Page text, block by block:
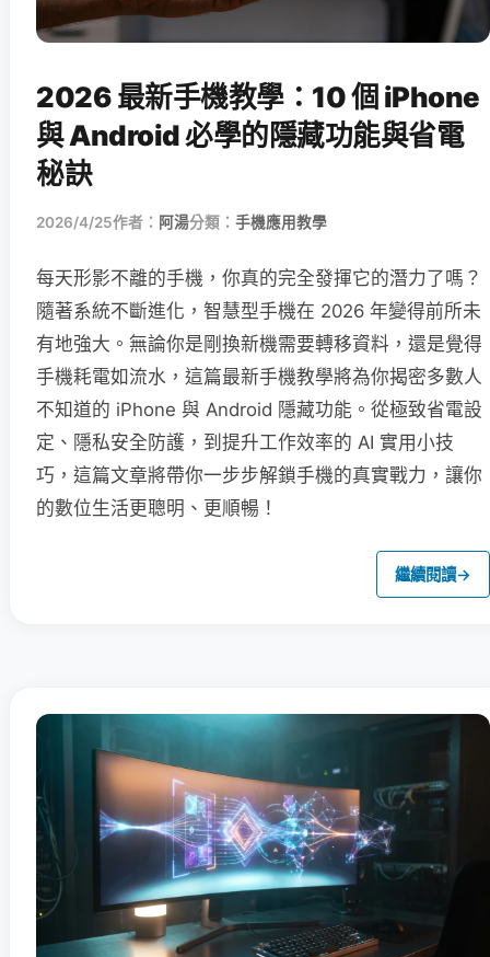
2026 最新手機教學：10 個 iPhone
與 Android 必學的隱藏功能與省電
秘訣
2026/4/25作者： 阿湯分類： 手機應用教學
每天形影不離的手機，你真的完全發揮它的潛力了嗎？
隨著系統不斷進化，智慧型手機在 2026 年變得前所未
有地強大。無論你是剛換新機需要轉移資料，還是覺得
手機耗電如流水，這篇最新手機教學將為你揭密多數人
不知道的 iPhone 與 Android 隱藏功能。從極致省電設
定、隱私安全防護，到提升工作效率的 AI 實用小技
巧，這篇文章將帶你一步步解鎖手機的真實戰力，讓你
的數位生活更聰明、更順暢！
繼續閱讀→